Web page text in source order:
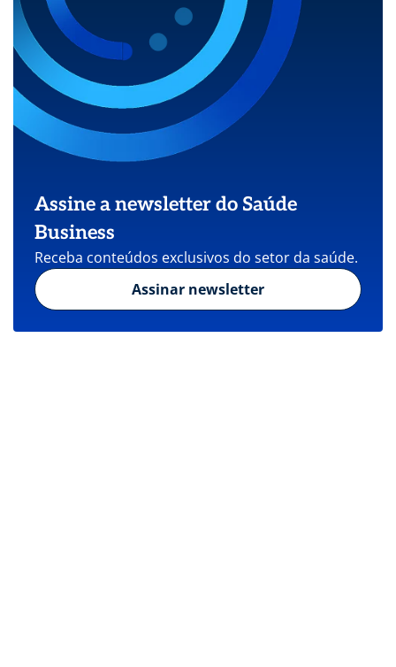
Assine a newsletter do Saúde
Business
Receba conteúdos exclusivos do setor da saúde.
Assinar newsletter